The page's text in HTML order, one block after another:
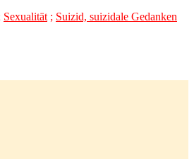
Sexualität ; Suizid, suizidale Gedanken